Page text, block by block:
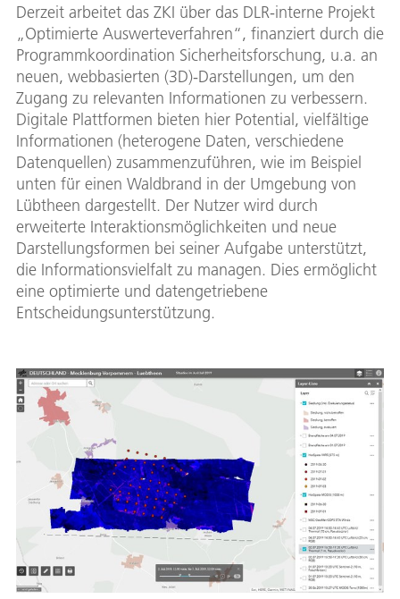
Derzeit arbeitet das ZKI über das DLR-interne Projekt
„Optimierte Auswerteverfahren“, finanziert durch die
Programmkoordination Sicherheitsforschung, u.a. an
neuen, webbasierten (3D)-Darstellungen, um den
Zugang zu relevanten Informationen zu verbessern.
Digitale Plattformen bieten hier Potential, vielfältige
Informationen (heterogene Daten, verschiedene
Datenquellen) zusammenzuführen, wie im Beispiel
unten für einen Waldbrand in der Umgebung von
Lübtheen dargestellt. Der Nutzer wird durch
erweiterte Interaktionsmöglichkeiten und neue
Darstellungsformen bei seiner Aufgabe unterstützt,
die Informationsvielfalt zu managen. Dies ermöglicht
eine optimierte und datengetriebene
Entscheidungsunterstützung.